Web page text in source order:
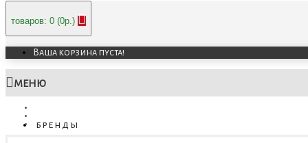
товаров: 0 (0р.)
Ваша корзина пуста!
МЕНЮ
бренды